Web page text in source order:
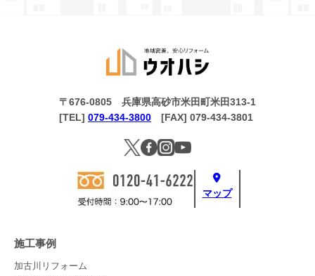
マップ
〒676-0805 兵庫県高砂市米田町米田313-1
[TEL] 079-434-3800 [FAX] 079-434-3801
施工事例
加古川リフォーム